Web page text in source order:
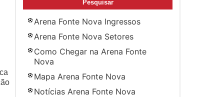
Arena Fonte Nova Ingressos
Arena Fonte Nova Setores
Como Chegar na Arena Fonte
Nova
Mapa Arena Fonte Nova
Notícias Arena Fonte Nova